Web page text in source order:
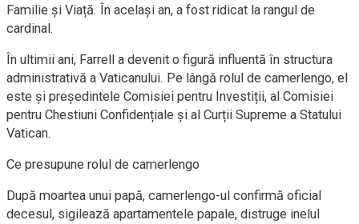
Familie și Viață. În același an, a fost ridicat la rangul de
cardinal.
În ultimii ani, Farrell a devenit o figură influentă în structura
administrativă a Vaticanului. Pe lângă rolul de camerlengo, el
este și președintele Comisiei pentru Investiții, al Comisiei
pentru Chestiuni Confidențiale și al Curții Supreme a Statului
Vatican.
Ce presupune rolul de camerlengo
După moartea unui papă, camerlengo-ul confirmă oficial
decesul, sigilează apartamentele papale, distruge inelul